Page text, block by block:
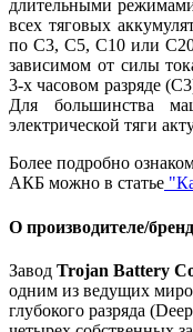
длительными
всех тяговых
по С3, С5, С10 или
зависимом от силы
3-х часовом разряде
Для большинства
электрической тяги
Более подробно
АКБ можно в статье
О производителе/
Завод Trojan Battery
одним из ведущих
глубокого разряда